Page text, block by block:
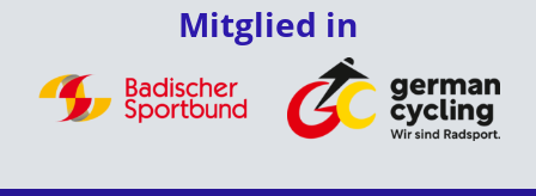
Mitglied in